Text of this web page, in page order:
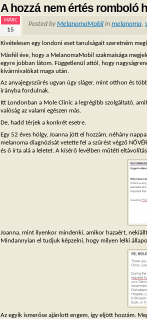
A hozzá nem értés romboló
MÁRC
15
Posted byMelanomaMobil in melanoma,
Kivételesen egy londoni eset tanulságait szeretném
Másfél éve, hogy a MelanomaMobil szakmaisága
egyre jobban látom. Függetlenül attól, hogy
kívánnivalókat maga után.
Az anyajegyszűrés ugyan úgy sláger, mint otthon és
irányba fordulnak.
Itt Londonban a Mole Clinic a legrégibb szolgáltató,
valóság az valami egészen más.
De, hadd térjek a konkrét esetre.
Egy 52 éves hölgy, Joanna jött el hozzám, néhány
melanoma diagnózisát vetette fel a szűrést végző
és ő írta alá a leletet. A kísérő levélben műtéti
Joanna, mint ilyenkor mindenki, amikor hazaért,
Mindannyian el tudjuk képzelni, hogy milyen lelki
Az egyik ismerőse ajánlott engem, így eljött hozzám.